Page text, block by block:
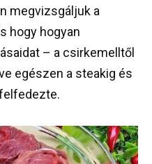
megvizsgáljuk a
hogy hogyan
– a csirkemelltől
egészen a steakig és